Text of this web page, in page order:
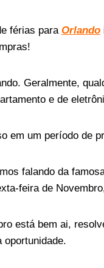
férias para Orlando
Geralmente,
e de
em um período de
falando da
feira de
está bem ai,
oportunidade.